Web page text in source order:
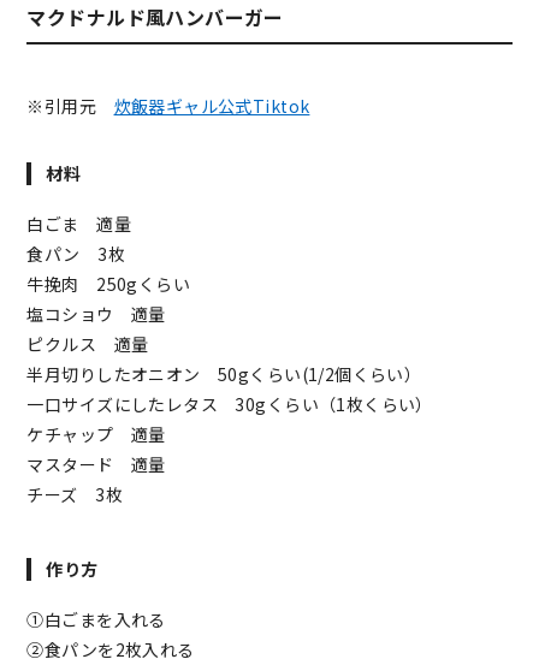
マクドナルド風ハンバーガー
※引用元 炊飯器ギャル公式Tiktok
材料
白ごま 適量
食パン 3枚
牛挽肉 250gくらい
塩コショウ 適量
ピクルス 適量
半月切りしたオニオン 50gくらい(1/2個くらい）
一口サイズにしたレタス 30gくらい（1枚くらい）
ケチャップ 適量
マスタード 適量
チーズ 3枚
作り方
①白ごまを入れる
②食パンを2枚入れる